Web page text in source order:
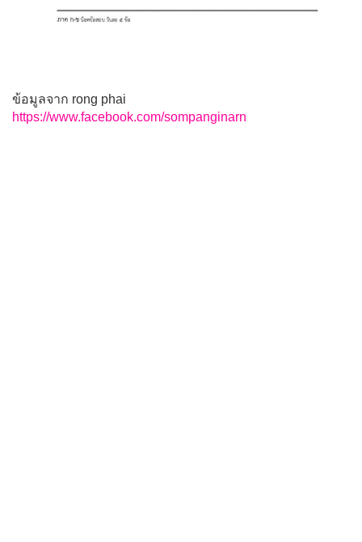
ข้อมูลจาก rong phai
https://www.facebook.com/sompanginarn